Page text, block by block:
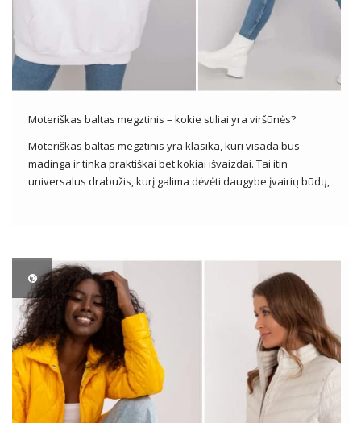
Moteriškas baltas megztinis – kokie stiliai yra viršūnės?
Moteriškas baltas megztinis yra klasika, kuri visada bus
madinga ir tinka praktiškai bet kokiai išvaizdai. Tai itin
universalus drabužis, kurį galima dėvėti daugybe įvairių būdų,